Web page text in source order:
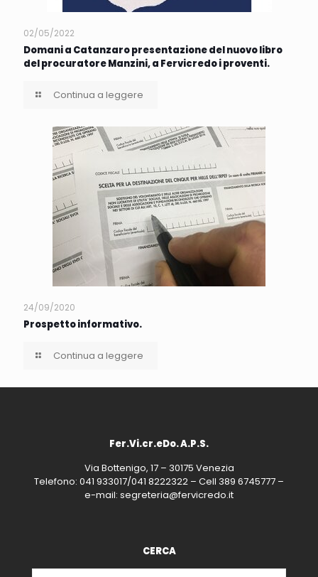
02/05/2022
Domani a Catanzaro presentazione del nuovo libro
del procuratore Manzini, a Fervicredo i proventi.
Continua a leggere
24/09/2020
Prospetto informativo.
Continua a leggere
Fer.Vi.cr.eDo. A.P.S.
Via Bottenigo, 17 – 30175 Venezia
Telefono: 041 933017/041 8222322 – Cell 389 6745777 –
e-mail: segreteria@fervicredo.it
CERCA